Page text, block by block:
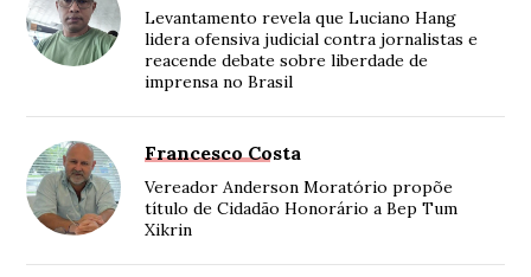
Levantamento revela que Luciano Hang
lidera ofensiva judicial contra jornalistas e
reacende debate sobre liberdade de
imprensa no Brasil
Francesco Costa
Vereador Anderson Moratório propõe
título de Cidadão Honorário a Bep Tum
Xikrin